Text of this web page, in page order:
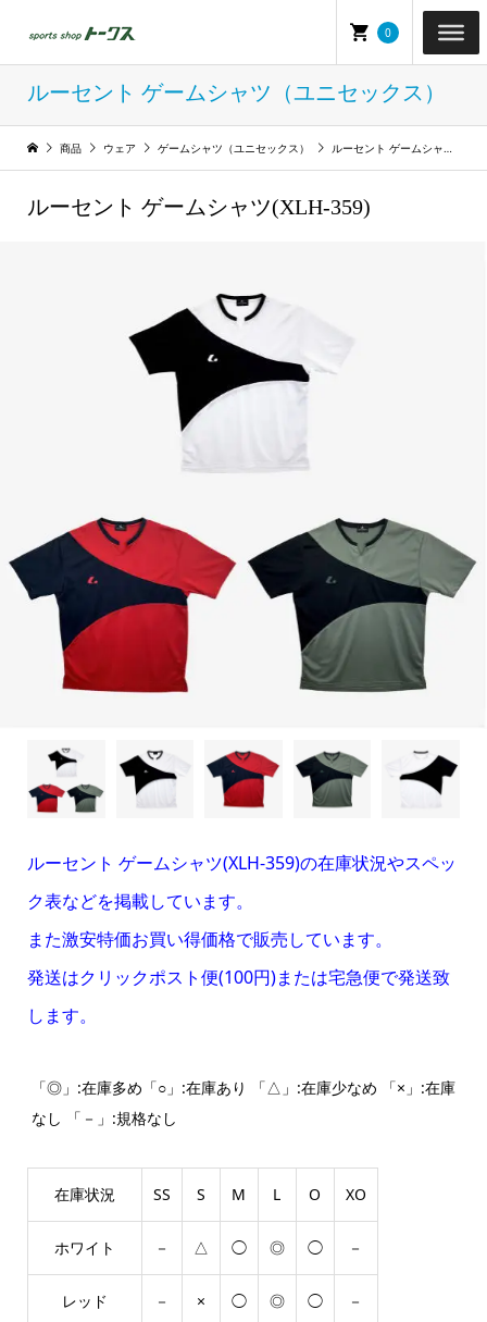
0
ルーセント ゲームシャツ（ユニセックス）
商品 ウェア ゲームシャツ（ユニセックス） ルーセント ゲームシャツ（ユニセックス）
ルーセント ゲームシャツ(XLH-359)
ルーセント ゲームシャツ(XLH-359)の在庫状況やスペッ
ク表などを掲載しています。
また激安特価お買い得価格で販売しています。
発送はクリックポスト便(100円)または宅急便で発送致
します。
「◎」:在庫多め「○」:在庫あり 「△」:在庫少なめ 「×」:在庫
なし 「－」:規格なし
在庫状況 SS S M L O XO
ホワイト － △ ◯ ◎ ◯ －
レッド － × ◯ ◎ ◯ －